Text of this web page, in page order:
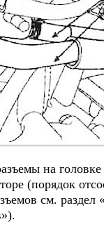
на
(порядок
см. раздел